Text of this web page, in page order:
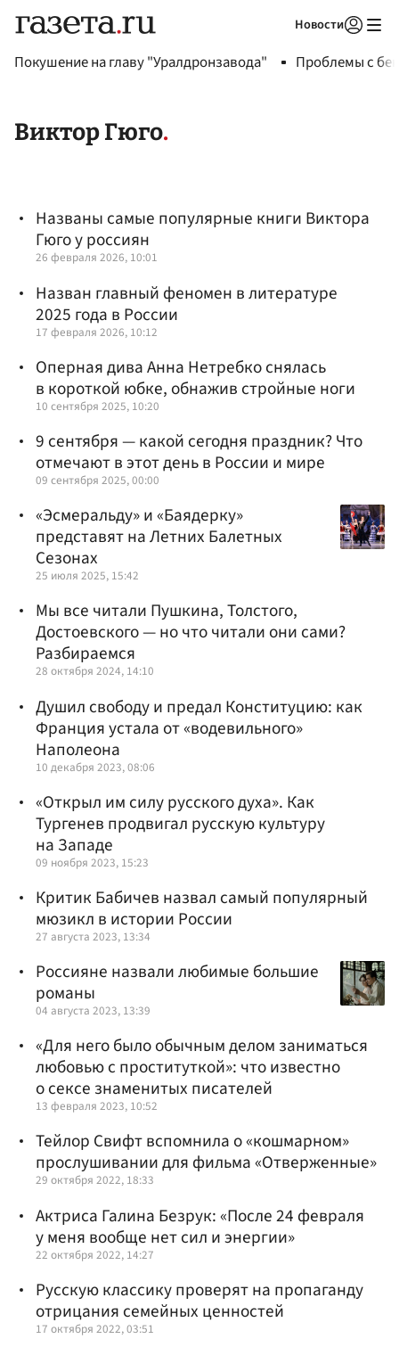
Новости
Покушение на главу "Уралдронзавода" Проблемы с
Виктор Гюго
Названы самые популярные книги Виктора
Гюго у россиян
26 февраля 2026, 10:01
Назван главный феномен в литературе
2025 года в России
17 февраля 2026, 10:12
Оперная дива Анна Нетребко снялась
в короткой юбке, обнажив стройные ноги
10 сентября 2025, 10:20
9 сентября — какой сегодня праздник? Что
отмечают в этот день в России и мире
09 сентября 2025, 00:00
«Эсмеральду» и «Баядерку»
представят на Летних Балетных
Сезонах
25 июля 2025, 15:42
Мы все читали Пушкина, Толстого,
Достоевского — но что читали они сами?
Разбираемся
28 октября 2024, 14:10
Душил свободу и предал Конституцию: как
Франция устала от «водевильного»
Наполеона
10 декабря 2023, 08:06
«Открыл им силу русского духа». Как
Тургенев продвигал русскую культуру
на Западе
09 ноября 2023, 15:23
Критик Бабичев назвал самый популярный
мюзикл в истории России
27 августа 2023, 13:34
Россияне назвали любимые большие
романы
04 августа 2023, 13:39
«Для него было обычным делом заниматься
любовью с проституткой»: что известно
о сексе знаменитых писателей
13 февраля 2023, 10:52
Тейлор Свифт вспомнила о «кошмарном»
прослушивании для фильма «Отверженные»
29 октября 2022, 18:33
Актриса Галина Безрук: «После 24 февраля
у меня вообще нет сил и энергии»
22 октября 2022, 14:27
Русскую классику проверят на пропаганду
отрицания семейных ценностей
17 октября 2022, 03:51